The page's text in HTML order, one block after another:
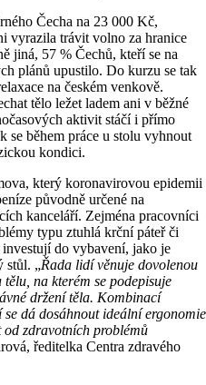
Čecha na 23 000 Kč,
vyrazila trávit volno za hranice
jiná, 57 % Čechů, kteří se na
plánů upustilo. Do kurzu se tak
na českém venkově.
tělo ležet ladem ani v běžné
aktivit stáčí i přímo
se během práce u stolu vyhnout
kondici.
který koronavirovou epidemii
původně určené na
kanceláří. Zejména pracovníci
typu ztuhlá krční páteř či
do vybavení, jako je
stůl. „Řada lidí věnuje dovolenou
na kterém se podepisuje
držení těla. Kombinací
dá dosáhnout ideální ergonomie
zdravotních problémů
ředitelka Centra zdravého